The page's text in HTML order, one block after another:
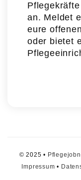
an. Meldet
eure
oder bietet
© 2025 •
Impressum •